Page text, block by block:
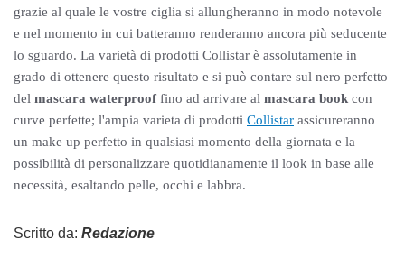
grazie al quale le vostre ciglia si allungheranno in modo notevole
e nel momento in cui batteranno renderanno ancora più seducente
lo sguardo. La varietà di prodotti Collistar è assolutamente in
grado di ottenere questo risultato e si può contare sul nero perfetto
del mascara waterproof fino ad arrivare al mascara book con
curve perfette; l'ampia varieta di prodotti Collistar assicureranno
un make up perfetto in qualsiasi momento della giornata e la
possibilità di personalizzare quotidianamente il look in base alle
necessità, esaltando pelle, occhi e labbra.
Scritto da: Redazione